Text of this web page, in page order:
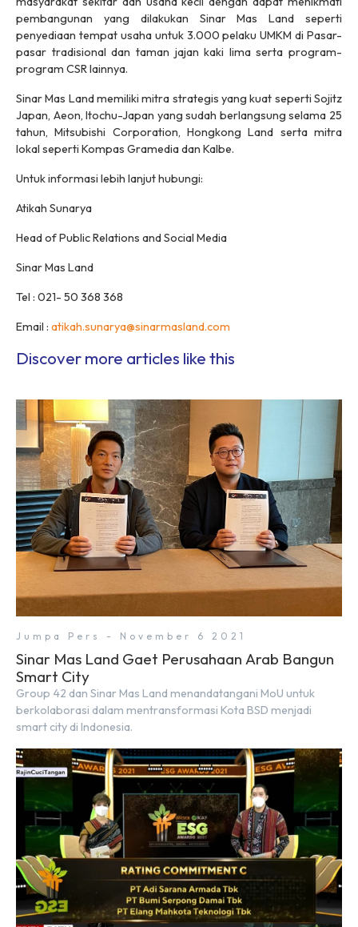
pembangunan yang dilakukan Sinar Mas Land seperti
penyediaan tempat usaha untuk 3.000 pelaku UMKM di Pasar-
pasar tradisional dan taman jajan kaki lima serta program-
program CSR lainnya.
Sinar Mas Land memiliki mitra strategis yang kuat seperti Sojitz
Japan, Aeon, Itochu-Japan yang sudah berlangsung selama 25
tahun, Mitsubishi Corporation, Hongkong Land serta mitra
lokal seperti Kompas Gramedia dan Kalbe.
Untuk informasi lebih lanjut hubungi:
Atikah Sunarya
Head of Public Relations and Social Media
Sinar Mas Land
Tel : 021- 50 368 368
Email : atikah.sunarya@sinarmasland.com
Discover more articles like this
Jumpa Pers - November 6 2021
Sinar Mas Land Gaet Perusahaan Arab Bangun
Smart City
Group 42 dan Sinar Mas Land menandatangani MoU untuk
berkolaborasi dalam mentransformasi Kota BSD menjadi
smart city di Indonesia.